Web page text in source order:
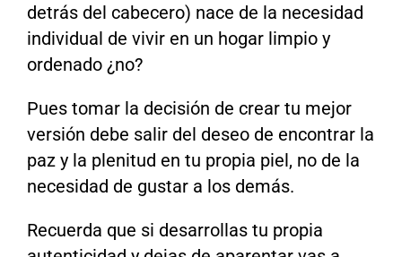
detrás del cabecero) nace de la necesidad
individual de vivir en un hogar limpio y
ordenado ¿no?
Pues tomar la decisión de crear tu mejor
versión debe salir del deseo de encontrar la
paz y la plenitud en tu propia piel, no de la
necesidad de gustar a los demás.
Recuerda que si desarrollas tu propia